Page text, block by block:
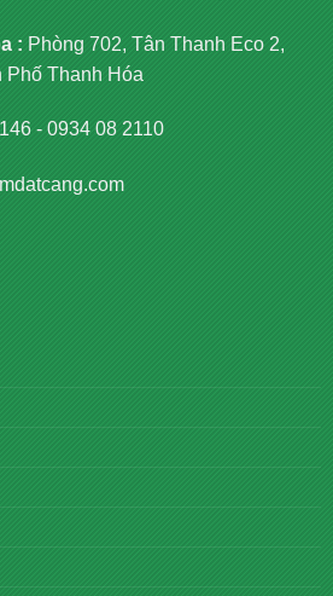
: Phòng 702, Tân Thanh Eco 2,
Phố Thanh Hóa
- 0934 08 2110